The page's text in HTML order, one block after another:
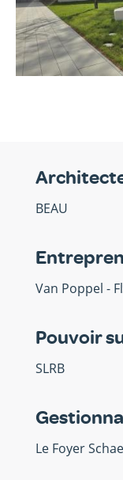
BEAU
Van Poppel -
Pouvoir
SLRB
Le Foyer